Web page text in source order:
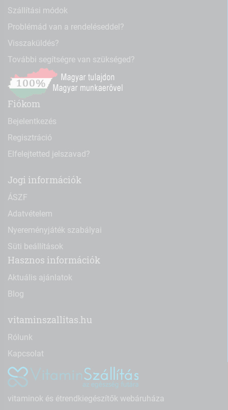
Szállítási módok
Problémád van a rendeléseddel?
Visszaküldés?
További segítségre van szükséged?
Fiókom
Bejelentkezés
Regisztráció
Elfelejtetted jelszavad?
Jogi információk
ÁSZF
Adatvételem
Nyereményjáték szabályai
Süti beállítások
Hasznos információk
Aktuális ajánlatok
Blog
vitaminszallitas.hu
Rólunk
Kapcsolat
vitaminok és étrendkiegészítők webáruháza